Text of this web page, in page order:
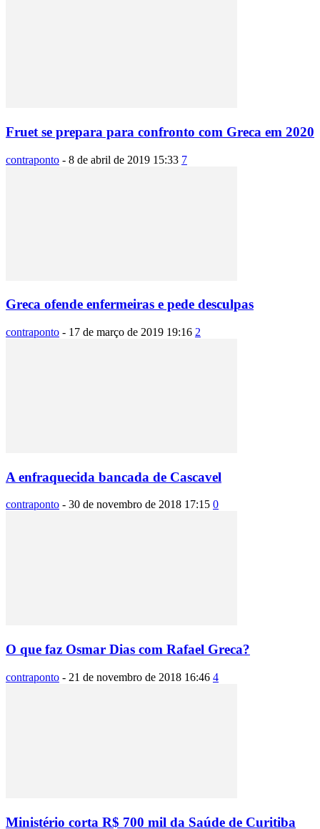
Fruet se prepara para confronto com Greca em 2020
contraponto - 8 de abril de 2019 15:33 7
Greca ofende enfermeiras e pede desculpas
contraponto - 17 de março de 2019 19:16 2
A enfraquecida bancada de Cascavel
contraponto - 30 de novembro de 2018 17:15 0
O que faz Osmar Dias com Rafael Greca?
contraponto - 21 de novembro de 2018 16:46 4
Ministério corta R$ 700 mil da Saúde de Curitiba